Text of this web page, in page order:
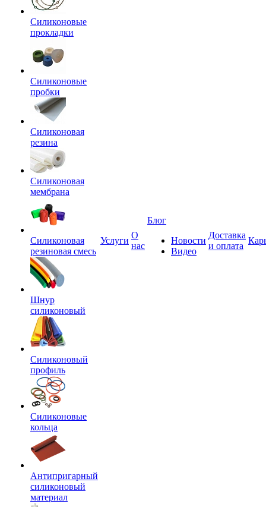
Силиконовые
прокладки
Силиконовые
пробки
Силиконовая
резина
Силиконовая
мембрана
Силиконовая
резиновая смесь
Шнур
силиконовый
Силиконовый
профиль
Силиконовые
кольца
Антипригарный
силиконовый
материал
Услуги
О
нас
Блог
Новости
Видео
Доставка
и оплата